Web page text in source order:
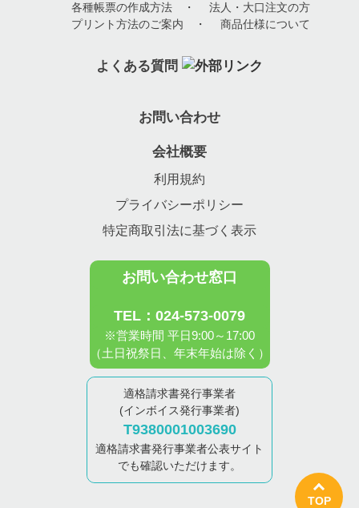
TOP
各種帳票の作成方法 ・ 法人・大口注文の方
プリント方法のご案内 ・ 商品仕様について
よくある質問
お問い合わせ
会社概要
利用規約
プライバシーポリシー
特定商取引法に基づく表示
お問い合わせ窓口
TEL：024-573-0079
※営業時間 平日9:00～17:00
（土日祝祭日、年末年始は除く）
適格請求書発行事業者
(インボイス発行事業者)
T9380001003690
適格請求書発行事業者公表サイト
でも確認いただけます。